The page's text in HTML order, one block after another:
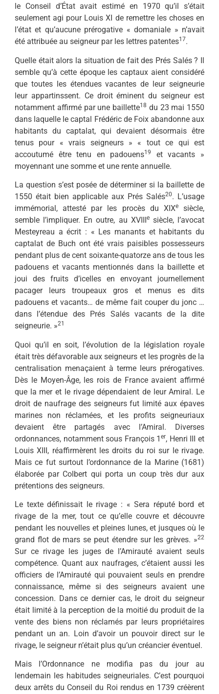
le Conseil d’État avait estimé en 1970 qu’il s’était
seulement agi pour Louis XI de remettre les choses en
l’état et qu’aucune prérogative « doma­niale » n’avait
été attribuée au seigneur par les lettres patentes17.
Quelle était alors la situation de fait des Prés Salés ? Il
semble qu’à cette époque les captaux aient considéré
que toutes les étendues vacantes de leur seigneurie
leur appartinssent. Ce droit éminent du seigneur est
notamment affirmé par une baillette18 du 23 mai 1550
dans laquelle le captal Frédéric de Foix abandonne aux
habitants du captalat, qui devaient désormais être
tenus pour « vrais seigneurs » « tout ce qui est
accoutumé être tenu en padouens19
et vacants »
moyennant une somme et une rente annuelle.
La question s’est posée de déterminer si la baillette de
1550 était bien applicable aux Prés Salés20. L’usage
immémorial, attesté par les procès du XIXesiècle,
semble l’impliquer. En outre, au XVIII
esiècle, l’avocat
Mesteyreau a écrit : « Les manants et habitants du
captalat de Buch ont été vrais paisibles possesseurs
pendant plus de cent soixante-quatorze ans de tous les
padouens et vacants mentionnés dans la baillette et
joui des fruits d’icelles en envoyant journellement
pacager leurs troupeaux gros et menus es dits
padouens et vacants… de même fait couper du jonc …
dans l’étendue des Prés Salés vacants de la dite
seigneu­rie. »21
Quoi qu’il en soit, l’évolution de la législation royale
était très défavorable aux seigneurs et les progrès de la
centralisation menaçaient à terme leurs prérogatives.
Dès le Moyen-Âge, les rois de France avaient affirmé
que la mer et le rivage dépendaient de leur Amiral. Le
droit de naufrage des seigneurs fut limité aux épaves
marines non réclamées, et les profits seigneuriaux
devaient être partagés avec l’Amiral. Diverses
ordonnances, notamment sous François 1er, Henri III et
Louis XIII, réaffirmèrent les droits du roi sur le rivage.
Mais ce fut surtout l’ordonnance de la Marine (1681)
élaborée par Colbert qui porta un coup très dur aux
prétentions des seigneurs.
Le texte définissait le rivage : « Sera réputé bord et
rivage de la mer, tout ce qu’elle couvre et découvre
pendant les nouvelles et pleines lunes, et jusques où le
grand flot de mars se peut étendre sur les grèves. »22
Sur ce rivage les juges de l’Amirauté avaient seuls
compétence. Quant aux naufrages, c’étaient aussi les
officiers de l’Amirauté qui pouvaient seuls en prendre
connaissance, même si des seigneurs avaient une
concession. Dans ce dernier cas, le droit du seigneur
était limité à la perception de la moitié du produit de la
vente des biens non réclamés par leurs propriétaires
pendant un an. Loin d’avoir un pouvoir direct sur le
rivage, le seigneur n’était plus qu’un créancier éventuel.
Mais l’Ordonnance ne modifia pas du jour au
lendemain les habitudes seigneuriales. C’est pourquoi
deux arrêts du Conseil du Roi rendus en 1739 créèrent